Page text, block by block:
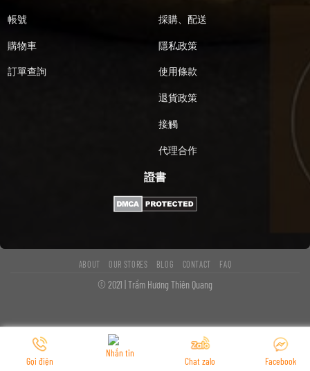
帳號
購物車
訂單查詢
採購、配送
隱私政策
使用條款
退貨政策
接觸
代理合作
證書
ABOUT OUR STORES BLOG CONTACT FAQ
© 2021 | Trầm Hương Thiên Quang
Gọi điện
Nhắn tin
Chat zalo Facebook